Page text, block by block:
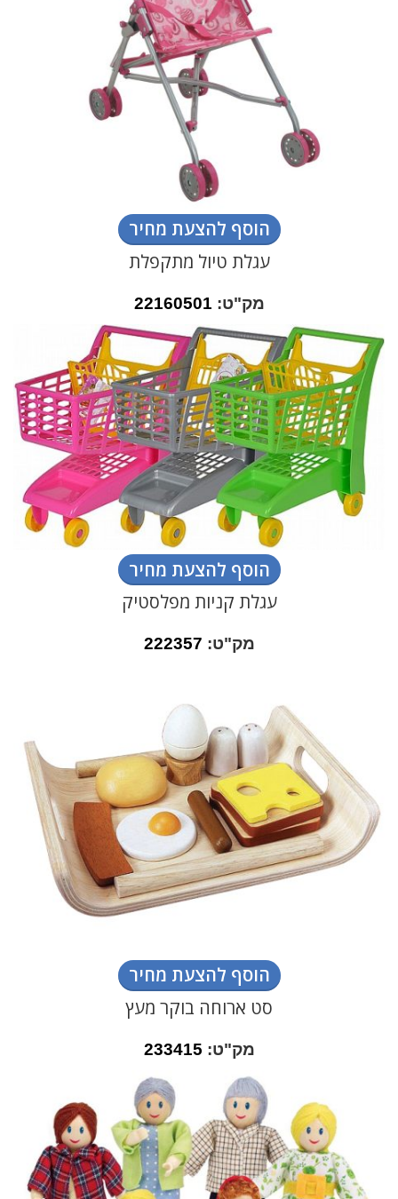
הוסף להצעת מחיר
עגלת טיול מתקפלת
מק"ט: 22160501
הוסף להצעת מחיר
עגלת קניות מפלסטיק
מק"ט: 222357
הוסף להצעת מחיר
סט ארוחה בוקר מעץ
מק"ט: 233415